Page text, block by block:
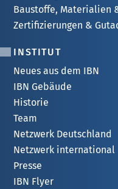
Baustoffe, Materialien
Zertifizierungen &
INSTITUT
Neues aus dem IBN
IBN Gebäude
Historie
Team
Netzwerk Deutschland
Netzwerk international
Presse
IBN Flyer